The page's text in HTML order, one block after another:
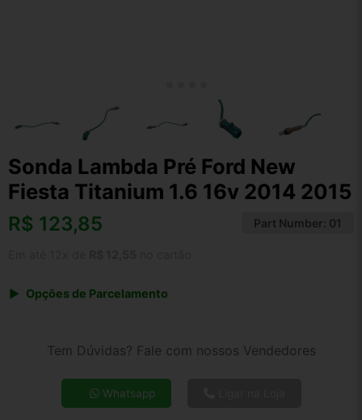
Sonda Lambda Pré Ford New
Fiesta Titanium 1.6 16v 2014 2015
R$ 123,85 Part Number: 01
Opções de Parcelamento
4x de R$ 34,33
5x de R$ 27,82
Tem Dúvidas? Fale com nossos Vendedores
Whatsapp